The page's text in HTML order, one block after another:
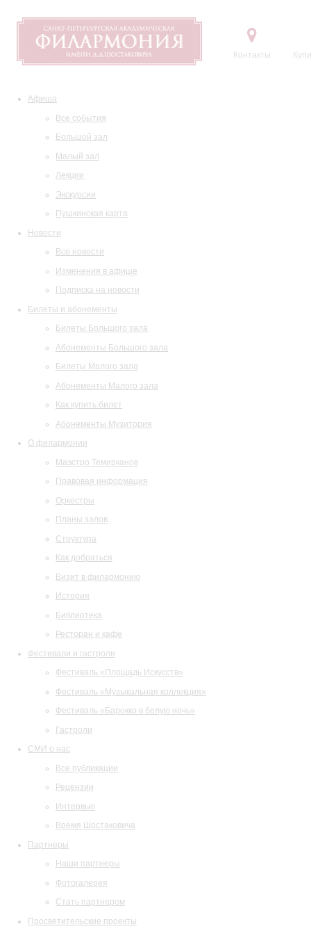
Контакты
Афиша
Все события
Большой зал
Малый зал
Лекции
Экскурсии
Пушкинская карта
Новости
Все новости
Изменения в афише
Подписка на новости
Билеты и абонементы
Билеты Большого зала
Абонементы Большого зала
Билеты Малого зала
Абонементы Малого зала
Как купить билет
Абонементы Музитория
О филармонии
Маэстро Темирканов
Правовая информация
Оркестры
Планы залов
Структура
Как добраться
Визит в филармонию
История
Библиотека
Ресторан и кафе
Фестивали и гастроли
Фестиваль «Площадь Искусств»
Фестиваль «Музыкальная коллекция»
Фестиваль «Барокко в белую ночь»
Гастроли
СМИ о нас
Все публикации
Рецензии
Интервью
Время Шостаковича
Партнеры
Наши партнеры
Фотогалерея
Стать партнером
Просветительские проекты